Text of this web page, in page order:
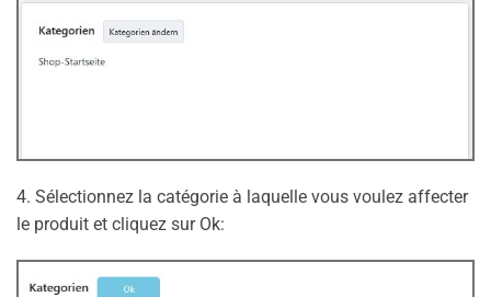
4. Sélectionnez la catégorie à laquelle vous voulez affecter
le produit et cliquez sur Ok: